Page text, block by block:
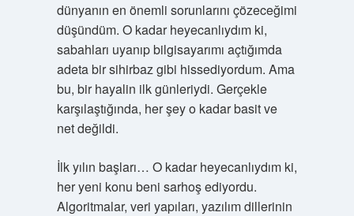
dünyanın en önemli sorunlarını çözeceğimi
düşündüm. O kadar heyecanlıydım ki,
sabahları uyanıp bilgisayarımı açtığımda
adeta bir sihirbaz gibi hissediyordum. Ama
bu, bir hayalin ilk günleriydi. Gerçekle
karşılaştığında, her şey o kadar basit ve
net değildi.
İlk yılın başları… O kadar heyecanlıydım ki,
her yeni konu beni sarhoş ediyordu.
Algoritmalar, veri yapıları, yazılım dillerinin